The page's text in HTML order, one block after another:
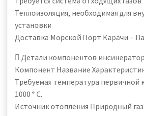
Теплоизоляция, необходимая для
установки
Доставка Морской Порт Карачи –
 Детали компонентов
Компонент Название
Требуемая температура первичной
1000 ° C.
Источник отопления Природный газ